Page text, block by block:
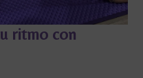
ritmo con